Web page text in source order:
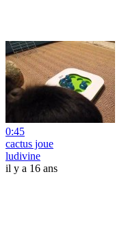
0:45
cactus joue
ludivine
il y a 16 ans